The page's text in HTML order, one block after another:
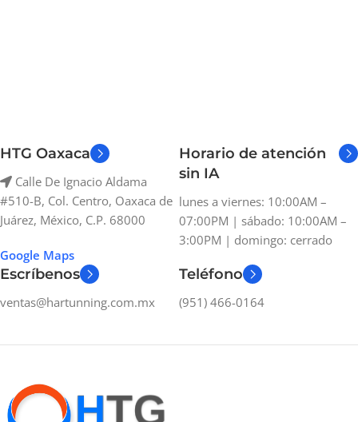
HTG Oaxaca
Calle De Ignacio Aldama
#510-B, Col. Centro, Oaxaca de
Juárez, México, C.P. 68000
Google Maps
Horario de atención
sin IA
lunes a viernes: 10:00AM –
07:00PM | sábado: 10:00AM –
3:00PM | domingo: cerrado
Escríbenos
ventas@hartunning.com.mx
Teléfono
(951) 466-0164